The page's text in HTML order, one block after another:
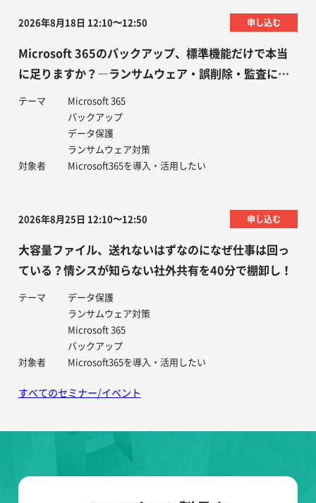
2026年8月18日 12:10〜12:50 申し込む
Microsoft 365のバックアップ、標準機能だけで本当
に足りますか？―ランサムウェア・誤削除・監査に備
えるデータ保護の考え方
テーマ
Microsoft 365
バックアップ
データ保護
ランサムウェア対策
対象者
Microsoft365を導入・活用したい
2026年8月25日 12:10〜12:50 申し込む
大容量ファイル、送れないはずなのになぜ仕事は回っ
ている？情シスが知らない社外共有を40分で棚卸し！
テーマ
データ保護
ランサムウェア対策
Microsoft 365
バックアップ
対象者
Microsoft365を導入・活用したい
すべてのセミナー/イベント